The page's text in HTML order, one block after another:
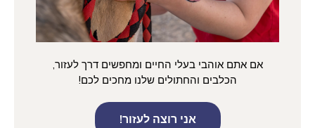
אם אתם אוהבי בעלי החיים ומחפשים דרך לעזור,
הכלבים והחתולים שלנו מחכים לכם!
אני רוצה לעזור!